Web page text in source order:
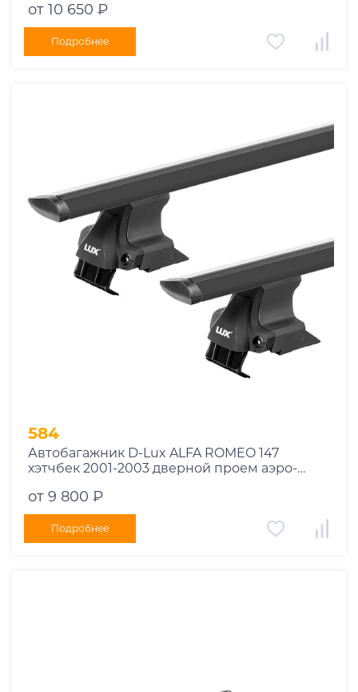
от 10 650 ₽
Подробнее
584
Автобагажник D-Lux ALFA ROMEO 147
хэтчбек 2001-2003 дверной проем аэро-
от 9 800 ₽
Подробнее